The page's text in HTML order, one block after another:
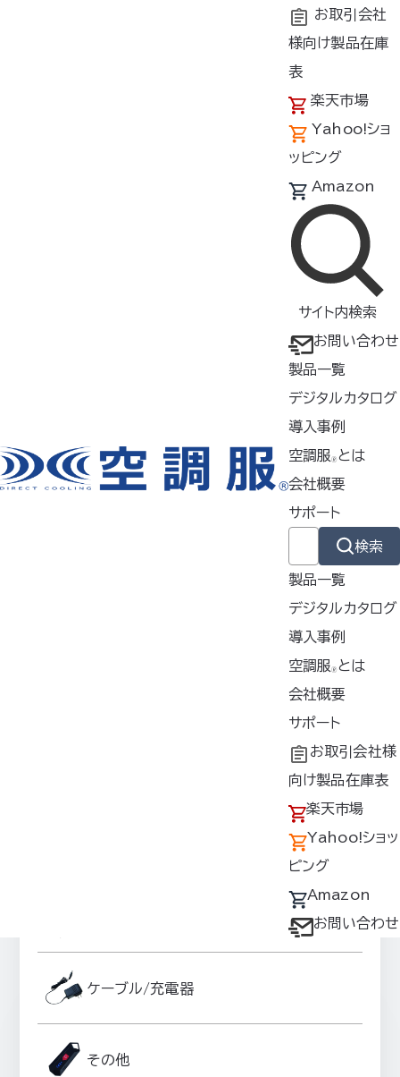
お取引会社
様向け製品在庫
表
楽天市場
Yahoo!ショ
ッピング
Amazon
サイト内検索
お問い合わせ
製品一覧
デジタルカタログ
導入事例
空調服🄬 とは
会社概要
サポート
検索
製品一覧
デジタルカタログ
導入事例
導入事例
共同開発
工場シミュレーシ
ョン
空調服🄬 とは
空調服 ®とは
開発秘話
会社概要
企業理念
会社概要
会社沿革
アクセス
採用情報
サポート
よくあるご質問
不要なバッテリー
の回収について
デバイス・ファン
オプション対応表
取扱説明書ダウ
ンロードサービス
ユーザー登録
お取引会社様
向け製品在庫表
楽天市場
Yahoo!ショッ
ピング
Amazon
お問い合わせ
製品ジャンル
ケーブル/充電器
その他
検索